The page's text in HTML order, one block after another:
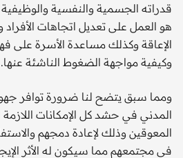
قدراته الجسمية والنفسية
هو العمل على تعديل اتجاهات الأفراد
الإعاقة وكذلك مساعدة الأسرة على
وكيفية مواجهة الضغوط الناشئة عنها.
ومما سبق يتضح لنا ضرورة توافر
المدني في حشد كل الإمكانات اللازمة
المعوقين وذلك لإعادة دمجهم
في مجتمعهم مما سيكون له الأثر